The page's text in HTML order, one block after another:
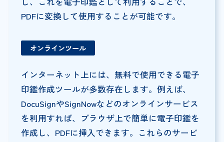
PDFに変換して使用することが可能です。
オンラインツール
インターネット上には、無料で使用できる電子
印鑑作成ツールが多数存在します。例えば、
DocuSignやSignNowなどのオンラインサービス
を利用すれば、ブラウザ上で簡単に電子印鑑を
作成し、PDFに挿入できます。これらのサービ